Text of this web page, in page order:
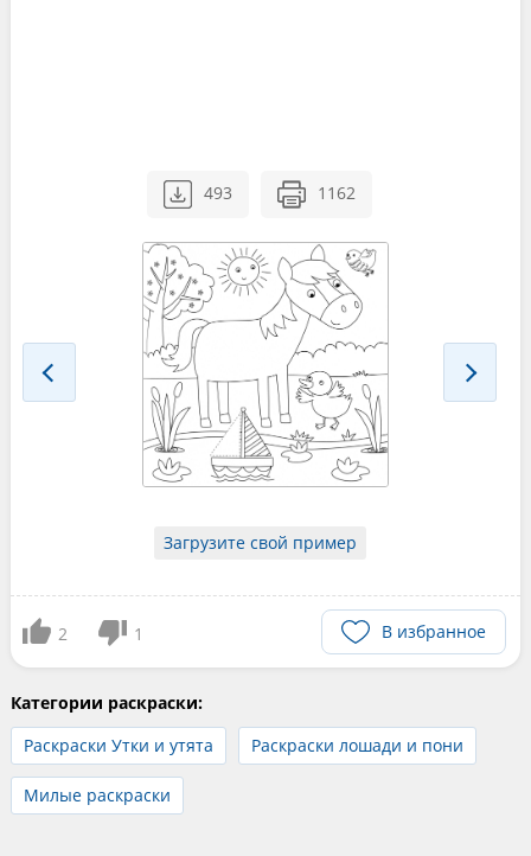
493 1162
Загрузите свой пример
2 1 В избранное
Категории раскраски:
Раскраски Утки и утята
Раскраски лошади и пони
Милые раскраски